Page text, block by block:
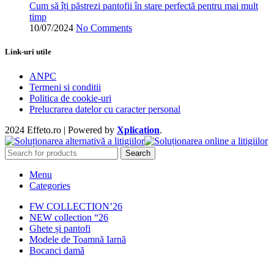
Cum să îți păstrezi pantofii în stare perfectă pentru mai mult
timp
10/07/2024 No Comments
Link-uri utile
ANPC
Termeni si conditii
Politica de cookie-uri
Prelucrarea datelor cu caracter personal
2024 Effeto.ro | Powered by Xplication.
Search
Menu
Categories
FW COLLECTION’26
NEW collection “26
Ghete și pantofi
Modele de Toamnă Iarnă
Bocanci damă